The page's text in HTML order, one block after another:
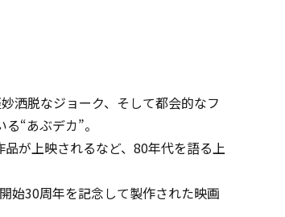
洒脱なジョーク、そして都会的なフ
“あぶデカ”。
が上映されるなど、80年代を語る上
始30周年を記念して製作された映画